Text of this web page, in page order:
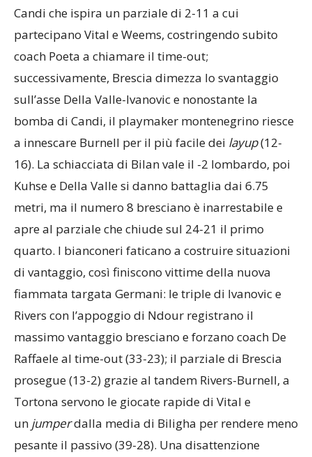
Candi che ispira un parziale di 2-11 a cui
partecipano Vital e Weems, costringendo subito
coach Poeta a chiamare il time-out;
successivamente, Brescia dimezza lo svantaggio
sull’asse Della Valle-Ivanovic e nonostante la
bomba di Candi, il playmaker montenegrino riesce
a innescare Burnell per il più facile dei layup(12-
16). La schiacciata di Bilan vale il -2 lombardo, poi
Kuhse e Della Valle si danno battaglia dai 6.75
metri, ma il numero 8 bresciano è inarrestabile e
apre al parziale che chiude sul 24-21 il primo
quarto. I bianconeri faticano a costruire situazioni
di vantaggio, così finiscono vittime della nuova
fiammata targata Germani: le triple di Ivanovic e
Rivers con l’appoggio di Ndour registrano il
massimo vantaggio bresciano e forzano coach De
Raffaele al time-out (33-23); il parziale di Brescia
prosegue (13-2) grazie al tandem Rivers-Burnell, a
Tortona servono le giocate rapide di Vital e
un jumperdalla media di Biligha per rendere meno
pesante il passivo (39-28). Una disattenzione